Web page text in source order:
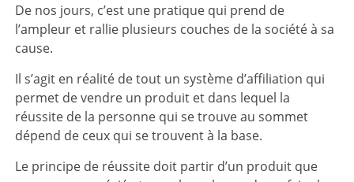
De nos jours, c’est une pratique qui prend de
l’ampleur et rallie plusieurs couches de la société à sa
cause.
Il s’agit en réalité de tout un système d’affiliation qui
permet de vendre un produit et dans lequel la
réussite de la personne qui se trouve au sommet
dépend de ceux qui se trouvent à la base.
Le principe de réussite doit partir d’un produit que